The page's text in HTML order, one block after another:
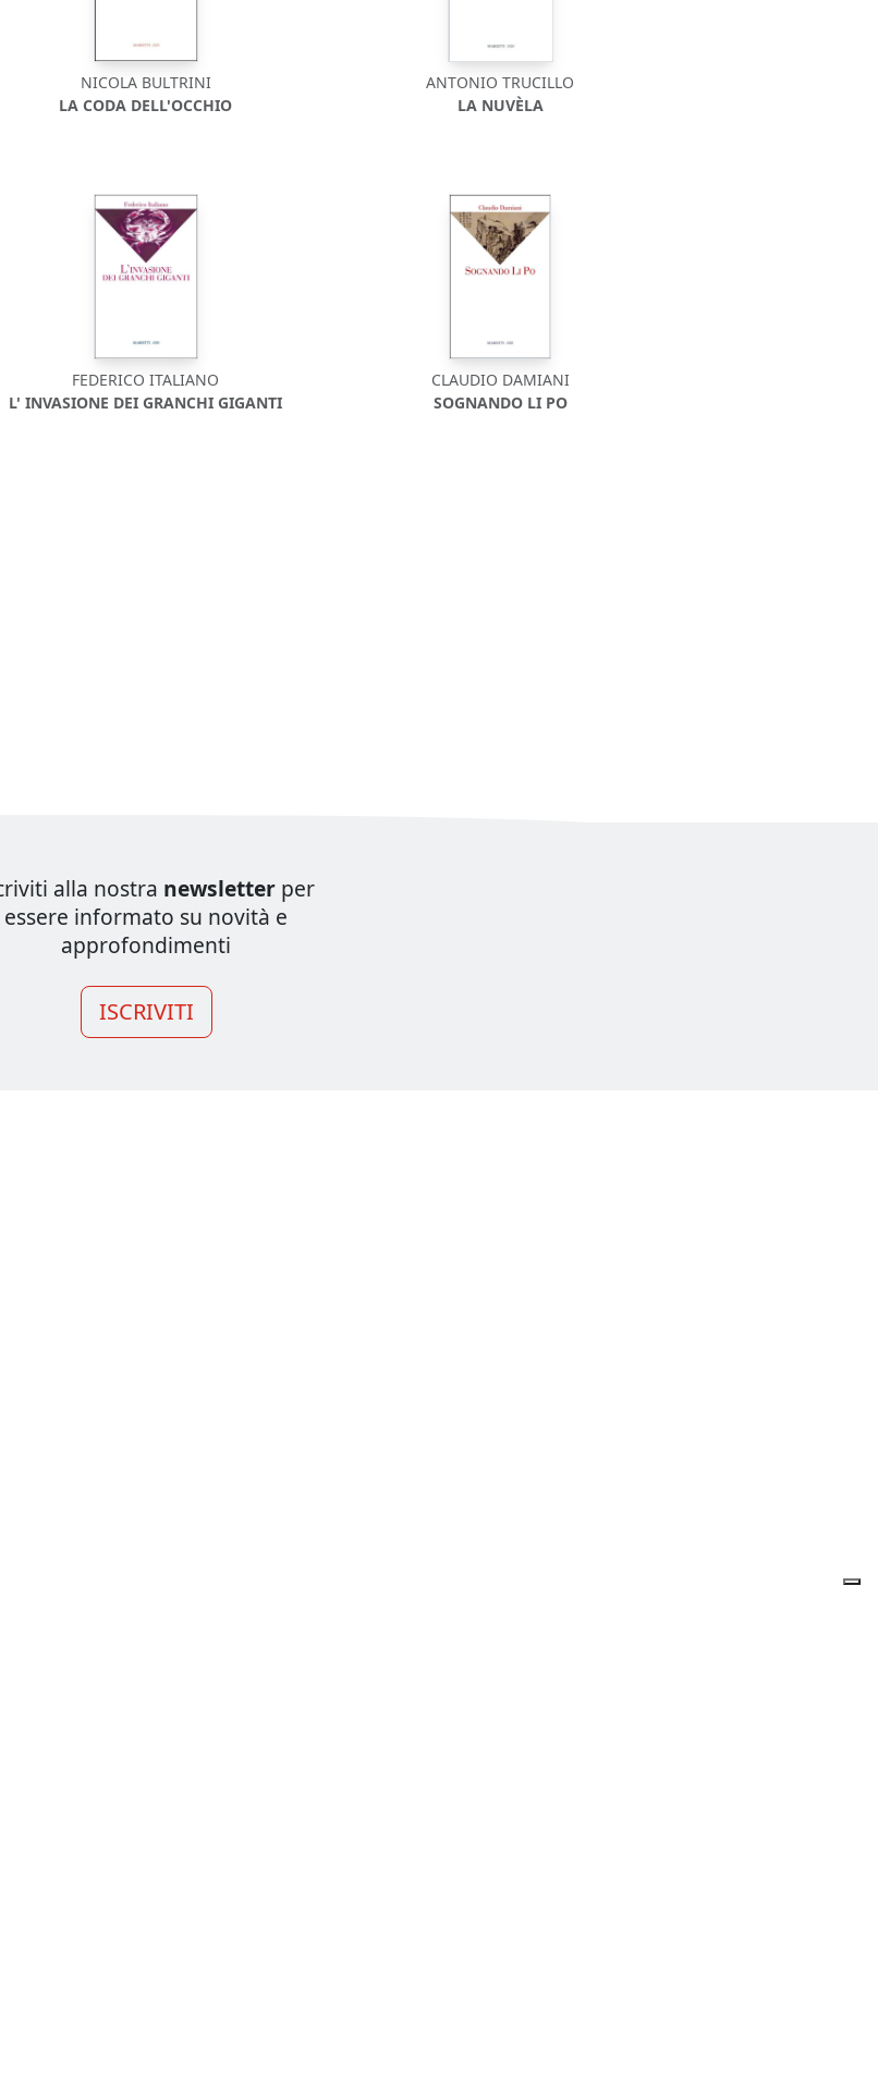
NICOLA BULTRINI
LA CODA DELL'OCCHIO
ANTONIO TRUCILLO
LA NUVÈLA
FEDERICO ITALIANO
L' INVASIONE DEI GRANCHI GIGANTI
CLAUDIO DAMIANI
SOGNANDO LI PO
alla nostra newsletter per
essere informato su novità e
approfondimenti
ISCRIVITI